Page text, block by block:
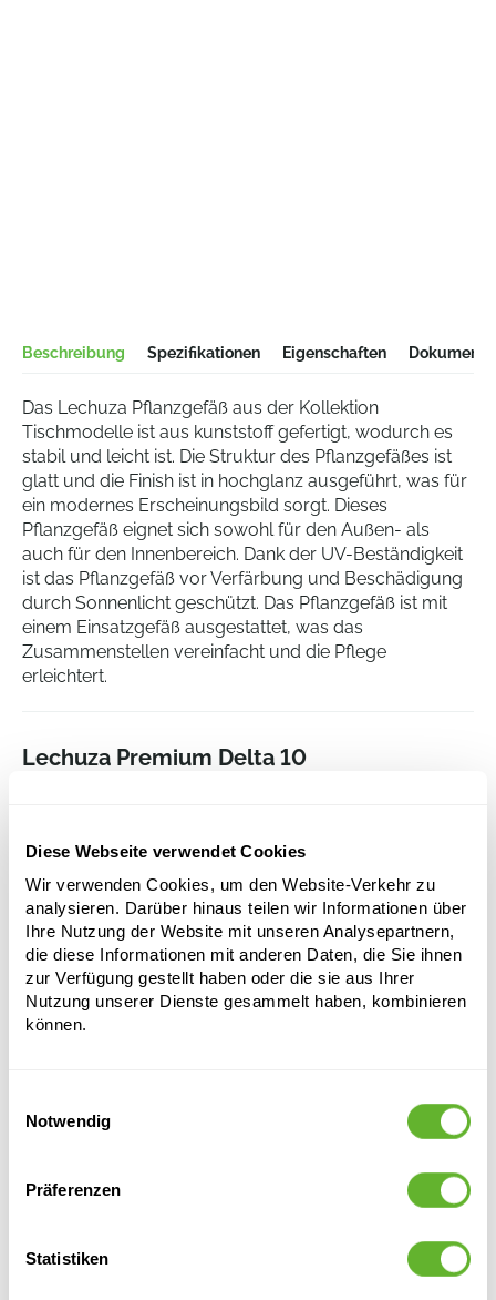
Diese Webseite verwendet Cookies
Wir verwenden Cookies, um den Website-Verkehr zu
analysieren. Darüber hinaus teilen wir Informationen über
Ihre Nutzung der Website mit unseren Analysepartnern,
die diese Informationen mit anderen Daten, die Sie ihnen
zur Verfügung gestellt haben oder die sie aus Ihrer
Nutzung unserer Dienste gesammelt haben, kombinieren
können.
Notwendig
Präferenzen
Statistiken
Beschreibung Spezifikationen Eigenschaften
Das Lechuza Pflanzgefäß aus der Kollektion
Tischmodelle ist aus kunststoff gefertigt, wodurch es
stabil und leicht ist. Die Struktur des Pflanzgefäßes ist
glatt und die Finish ist in hochglanz ausgeführt, was für
ein modernes Erscheinungsbild sorgt. Dieses
Pflanzgefäß eignet sich sowohl für den Außen- als
auch für den Innenbereich. Dank der UV-Beständigkeit
ist das Pflanzgefäß vor Verfärbung und Beschädigung
durch Sonnenlicht geschützt. Das Pflanzgefäß ist mit
einem Einsatzgefäß ausgestattet, was das
Zusammenstellen vereinfacht und die Pflege
erleichtert.
Lechuza Premium Delta 10
Länge:
30
Tiefe:
Öffnung:
9